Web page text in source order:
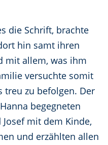
die Schrift, brachte
hin samt ihren
mit allem, was ihm
versuchte somit
treu zu befolgen. Der
begegneten
mit dem Kinde,
und erzählten allen